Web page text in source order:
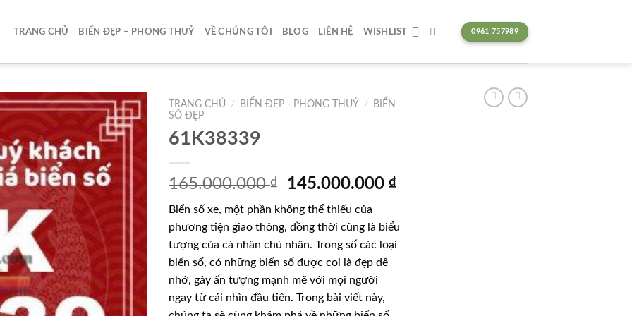
TRANG CHỦ BIỂN ĐẸP – PHONG THUỶ VỀ CHÚNG TÔI BLOG LIÊN HỆ WISHLIST 0961 757989
Lưu
TRANG CHỦ / BIỂN ĐẸP - PHONG THUỶ /
BIỂN
SỐ ĐẸP
61K38339
165.000.000₫
Giá
là:
165.000.000 ₫.
145.000.000₫Giá
là:
145.000.000 ₫.
Biển số xe, một phần không thể thiếu của
phương tiện giao thông, đồng thời cũng là biểu
tượng của cá nhân chủ nhân. Trong số các loại
biển số, có những biển số được coi là đẹp dễ
nhớ, gây ấn tượng mạnh mẽ với mọi người
ngay từ cái nhìn đầu tiên. Trong bài viết này,